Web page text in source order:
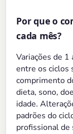
Por que o
cada mês?
Variações de
entre os ciclos
comprimento
dieta, sono,
idade.
padrões do
profissional de